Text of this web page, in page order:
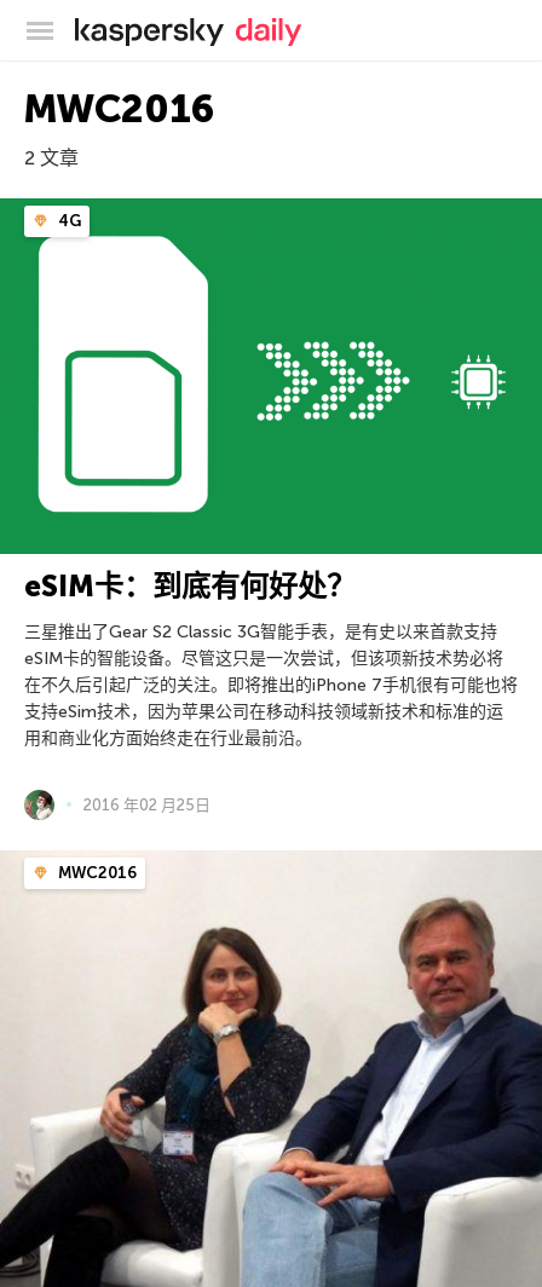
卡巴斯基官方博客
MWC2016
2 文章
4G
eSIM卡：到底有何好处？
三星推出了Gear S2 Classic 3G智能手表，是有史以来首款支持
eSIM卡的智能设备。尽管这只是一次尝试，但该项新技术势必将
在不久后引起广泛的关注。即将推出的iPhone 7手机很有可能也将
支持eSim技术，因为苹果公司在移动科技领域新技术和标准的运
用和商业化方面始终走在行业最前沿。
2016 年02 月25日
MWC2016